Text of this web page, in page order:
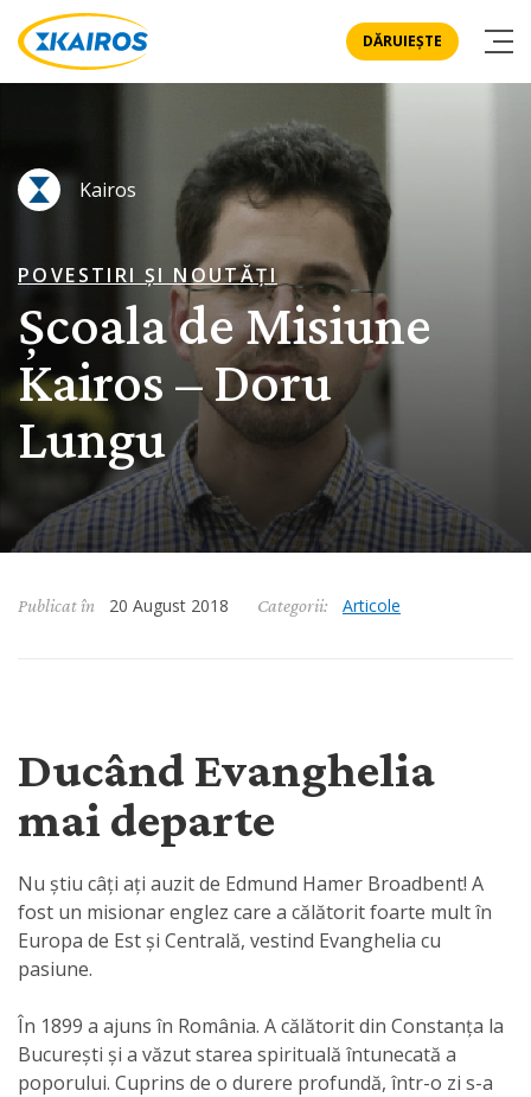
DĂRUIEȘTE
Kairos
POVESTIRI ȘI NOUTĂȚI
Școala de Misiune
Kairos – Doru
Lungu
Publicat în 20 August 2018 July 12, 2024
Categorii: Articole
Ducând Evanghelia
mai departe
Nu știu câți ați auzit de Edmund Hamer Broadbent! A
fost un misionar englez care a călătorit foarte mult în
Europa de Est și Centrală, vestind Evanghelia cu
pasiune.
În 1899 a ajuns în România. A călătorit din Constanța la
București și a văzut starea spirituală întunecată a
poporului. Cuprins de o durere profundă, într-o zi s-a